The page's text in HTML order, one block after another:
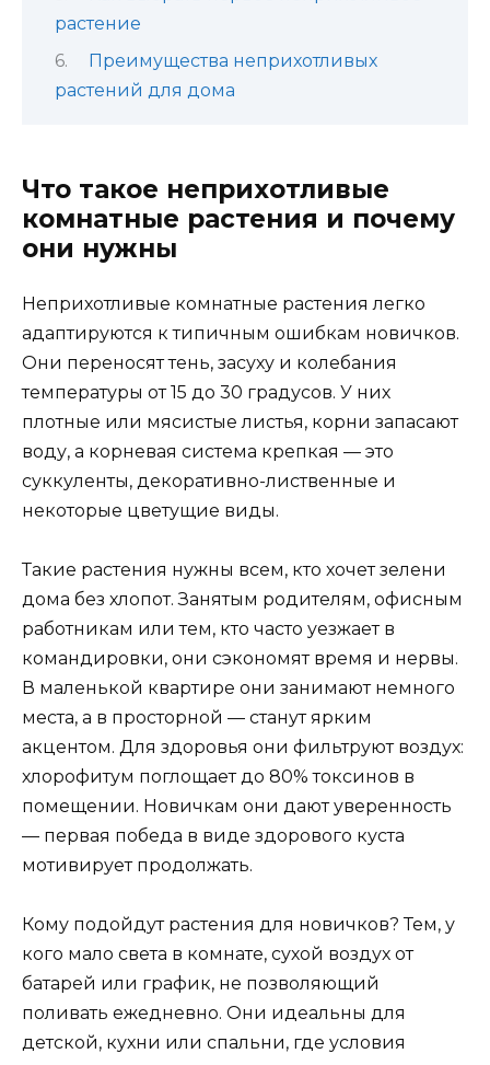
растение
Преимущества неприхотливых
растений для дома
Что такое неприхотливые
комнатные растения и почему
они нужны
Неприхотливые комнатные растения легко
адаптируются к типичным ошибкам новичков.
Они переносят тень, засуху и колебания
температуры от 15 до 30 градусов. У них
плотные или мясистые листья, корни запасают
воду, а корневая система крепкая — это
суккуленты, декоративно-лиственные и
некоторые цветущие виды.
Такие растения нужны всем, кто хочет зелени
дома без хлопот. Занятым родителям, офисным
работникам или тем, кто часто уезжает в
командировки, они сэкономят время и нервы.
В маленькой квартире они занимают немного
места, а в просторной — станут ярким
акцентом. Для здоровья они фильтруют воздух:
хлорофитум поглощает до 80% токсинов в
помещении. Новичкам они дают уверенность
— первая победа в виде здорового куста
мотивирует продолжать.
Кому подойдут растения для новичков? Тем, у
кого мало света в комнате, сухой воздух от
батарей или график, не позволяющий
поливать ежедневно. Они идеальны для
детской, кухни или спальни, где условия